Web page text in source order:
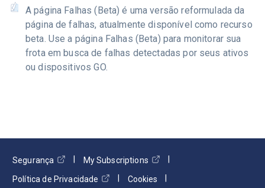
A página Falhas (Beta) é uma versão reformulada da
página de falhas, atualmente disponível como recurso
beta. Use a página Falhas (Beta) para monitorar sua
frota em busca de falhas detectadas por seus ativos
ou dispositivos GO.
Segurança
My Subscriptions
Política de Privacidade
Cookies